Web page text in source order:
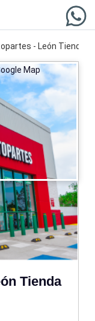
- León Tienda
Tienda